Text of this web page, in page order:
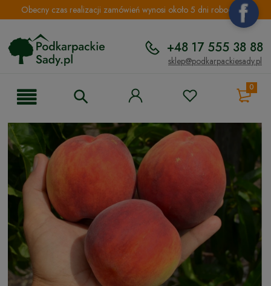
Obecny czas realizacji zamówień wynosi około 5 dni roboczych.
+48 17 555 38 88
sklep@podkarpackiesady.pl
0